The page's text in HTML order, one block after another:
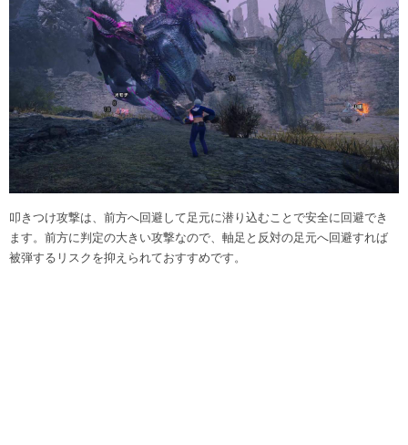
叩きつけ攻撃は、前方へ回避して足元に潜り込むことで安全に回避でき
ます。前方に判定の大きい攻撃なので、軸足と反対の足元へ回避すれば
被弾するリスクを抑えられておすすめです。